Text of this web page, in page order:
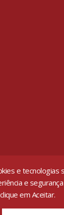
e tecnologias
e
em Aceitar.